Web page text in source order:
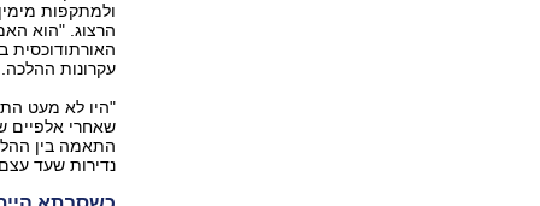
ולמתקפות
הרצוג. "הוא
עקרונות ההלכה.
"היו לא מעט
שאחרי אלפיים
התאמה בין
נדירות שעד